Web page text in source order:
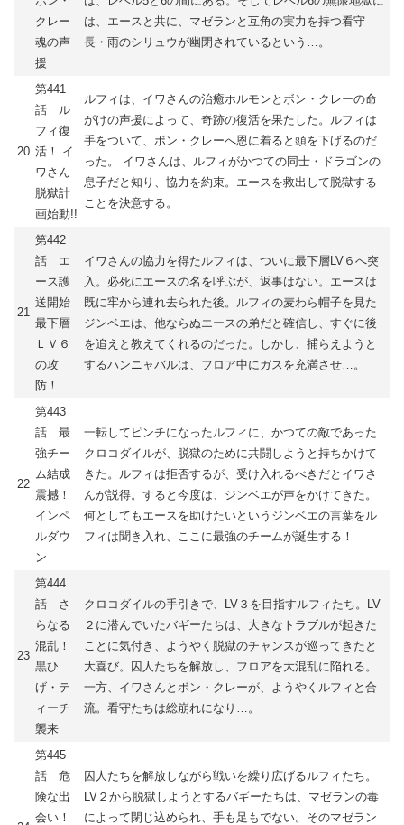
クレー
魂の声
援
は、エースと共に、マゼランと互角の実力を持つ看守
長・雨のシリュウが幽閉されているという…。
20
第441
話 ル
フィ復
活！ イ
ワさん
脱獄計
画始動!!
ルフィは、イワさんの治癒ホルモンとボン・クレーの命
がけの声援によって、奇跡の復活を果たした。ルフィは
手をついて、ボン・クレーへ恩に着ると頭を下げるのだ
った。 イワさんは、ルフィがかつての同士・ドラゴンの
息子だと知り、協力を約束。エースを救出して脱獄する
ことを決意する。
21
第442
話 エ
ース護
送開始
最下層
ＬＶ６
の攻
防！
イワさんの協力を得たルフィは、ついに最下層LV６へ突
入。必死にエースの名を呼ぶが、返事はない。エースは
既に牢から連れ去られた後。ルフィの麦わら帽子を見た
ジンベエは、他ならぬエースの弟だと確信し、すぐに後
を追えと教えてくれるのだった。しかし、捕らえようと
するハンニャバルは、フロア中にガスを充満させ…。
22
第443
話 最
強チー
ム結成
震撼！
インペ
ルダウ
ン
一転してピンチになったルフィに、かつての敵であった
クロコダイルが、脱獄のために共闘しようと持ちかけて
きた。ルフィは拒否するが、受け入れるべきだとイワさ
んが説得。すると今度は、ジンベエが声をかけてきた。
何としてもエースを助けたいというジンベエの言葉をル
フィは聞き入れ、ここに最強のチームが誕生する！
23
第444
話 さ
らなる
混乱！
黒ひ
げ・テ
ィーチ
襲来
クロコダイルの手引きで、LV３を目指すルフィたち。LV
２に潜んでいたバギーたちは、大きなトラブルが起きた
ことに気付き、ようやく脱獄のチャンスが巡ってきたと
大喜び。囚人たちを解放し、フロアを大混乱に陥れる。
一方、イワさんとボン・クレーが、ようやくルフィと合
流。看守たちは総崩れになり…。
第445
話 危
険な出
会い！
囚人たちを解放しながら戦いを繰り広げるルフィたち。
LV２から脱獄しようとするバギーたちは、マゼランの毒
によって閉じ込められ、手も足もでない。そのマゼラン